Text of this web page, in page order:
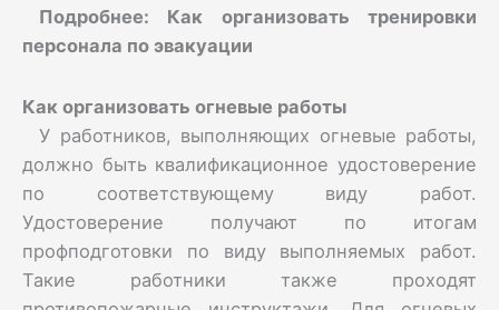
Подробнее: Как организовать тренировки
персонала по эвакуации
Как организовать огневые работы
У работников, выполняющих огневые работы,
должно быть квалификационное удостоверение
по соответствующему виду работ.
Удостоверение получают по итогам
профподготовки по виду выполняемых работ.
Такие работники также проходят